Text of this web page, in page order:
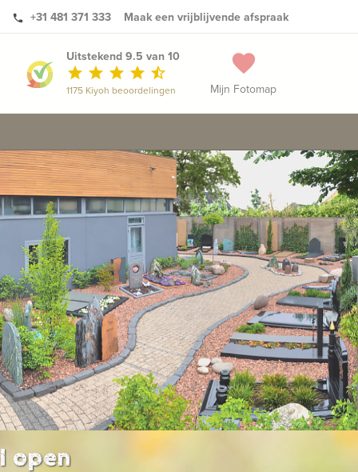
phone +31 481 371 333 Maak een vrijblijvende afspraak
favorite
Mijn Fotomap
Uitstekend 9.5 van 10
star star star star star_half
1175 Kiyoh beoordelingen
open